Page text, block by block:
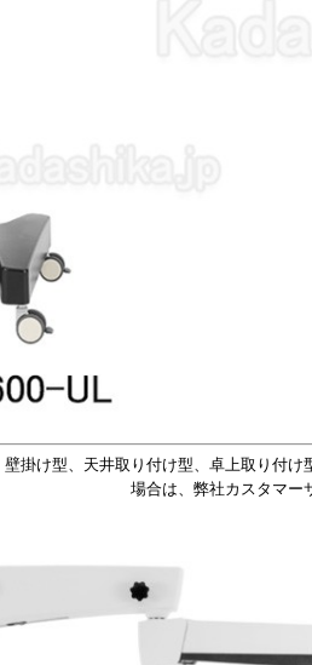
掛け型、天井取り付け型、卓上取り付
場合は、弊社カスタマー